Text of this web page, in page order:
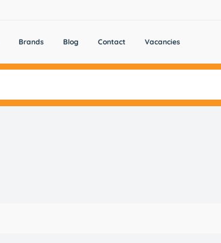
Brands Blog Contact Vacancies